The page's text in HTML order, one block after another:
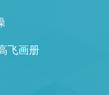
飞画册